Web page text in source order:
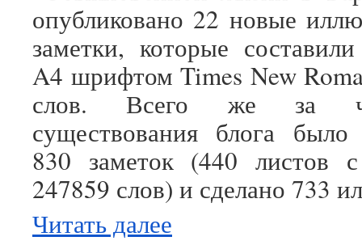
опубликовано 22 новые
заметки, которые
A4 шрифтом Times New
слов. Всего же за
существования блога было
830 заметок (440 листов
247859 слов) и сделано 733
Читать далее